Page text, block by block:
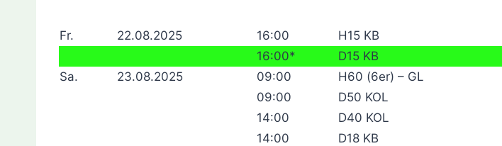
Fr. 22.08.2025 16:00 H15 KB
16:00*
D15 KB
Sa.
23.08.2025 09:00 H60 (6er) – GL
09:00
D50 KOL
14:00
D40 KOL
14:00
D18 KB